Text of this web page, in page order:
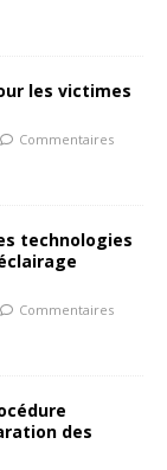
les victimes
Commentaires
technologies
Commentaires
des